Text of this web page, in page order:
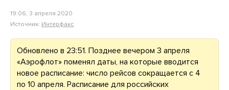
19:06, 3 апреля 2020
Источник: Интерфакс
Обновлено в 23:51. Позднее вечером 3 апреля
«Аэрофлот» поменял даты, на которые вводится
новое расписание: число рейсов сокращается с 4
по 10 апреля. Расписание для российских